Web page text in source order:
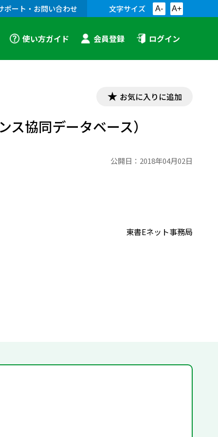
ポート・お問い合わせ 文字サイズ A- A+
使い方ガイド 会員登録 ログイン
お気に入りに追加
協同データベース）
公開日： 2018年04月02日
東書Eネット事務局